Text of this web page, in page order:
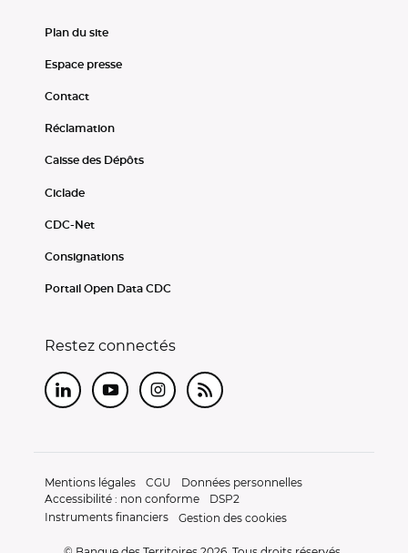
Plan du site
Espace presse
Contact
Réclamation
Caisse des Dépôts
Ciclade
CDC-Net
Consignations
Portail Open Data CDC
Restez connectés
LinkedInYoutubeInstagram
RSS
Mentions légales CGU
Données personnelles
Accessibilité : non conforme
DSP2
Instruments financiers
Gestion des cookies